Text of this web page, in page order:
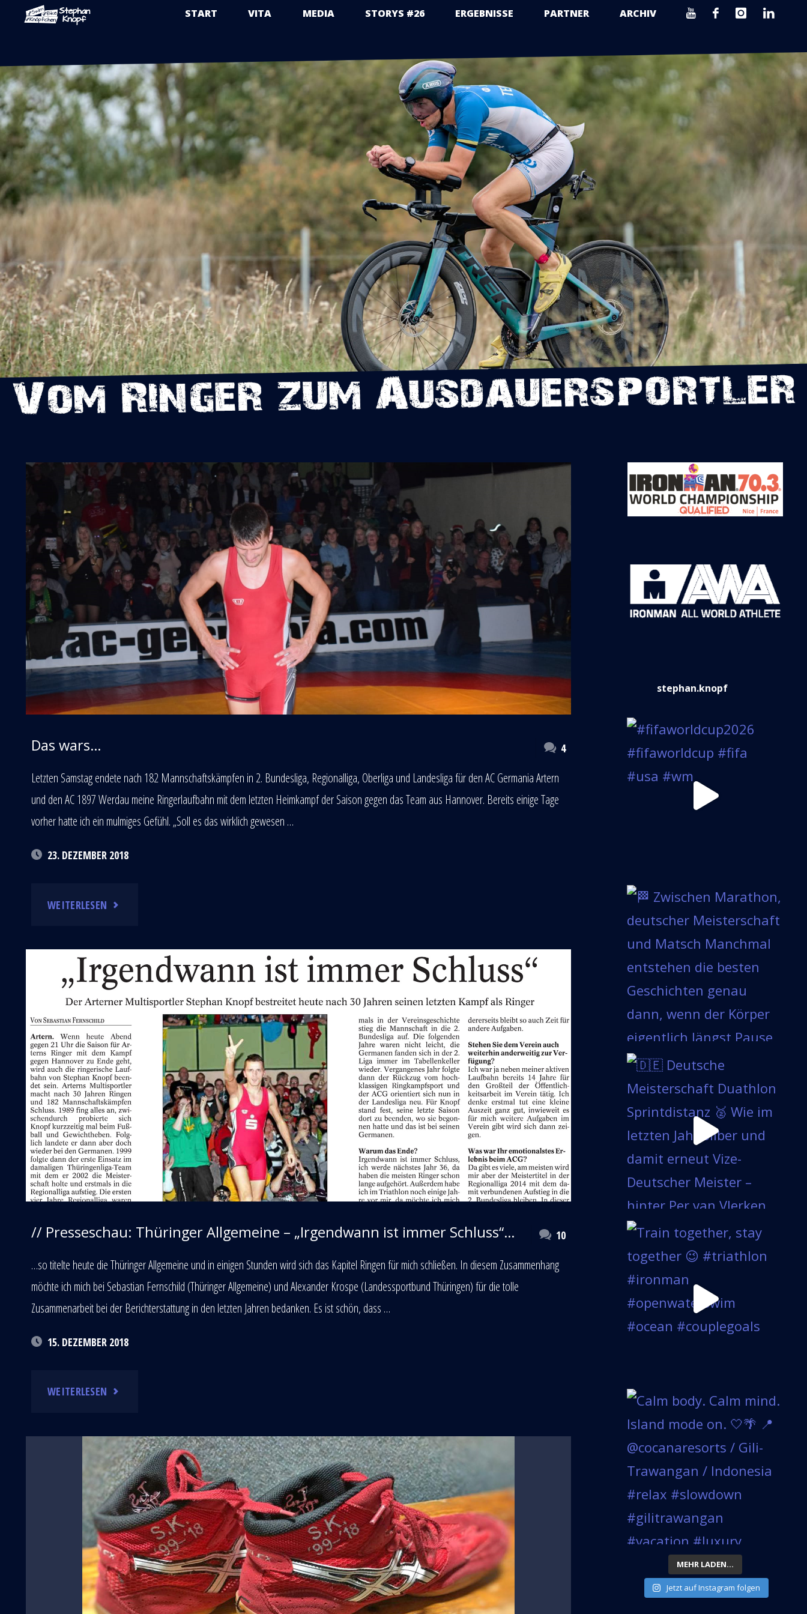
Zum
Inhalt
springen
START VITA MEDIA STORYS #26 ERGEBNISSE PARTNER ARCHIV
Das wars… 4
Letzten Samstag endete nach 182 Mannschaftskämpfen in 2. Bundesliga, Regionalliga, Oberliga und Landesliga für den AC Germania Artern
und den AC 1897 Werdau meine Ringerlaufbahn mit dem letzten Heimkampf der Saison gegen das Team aus Hannover. Bereits einige Tage
vorher hatte ich ein mulmiges Gefühl. „Soll es das wirklich gewesen …
23. DEZEMBER 2018
WEITERLESEN "DAS
// Presseschau: Thüringer Allgemeine – „Irgendwann ist immer Schluss“… 10
…so titelte heute die Thüringer Allgemeine und in einigen Stunden wird sich das Kapitel Ringen für mich schließen. In diesem Zusammenhang
möchte ich mich bei Sebastian Fernschild (Thüringer Allgemeine) und Alexander Krospe (Landessportbund Thüringen) für die tolle
Zusammenarbeit bei der Berichterstattung in den letzten Jahren bedanken. Es ist schön, dass …
15. DEZEMBER 2018
WEITERLESEN "//
THÜRINGER
ALLGEMEINE
–
„IRGENDWANN
IST
stephan.knopf
MEHR LADEN...
Jetzt auf Instagram folgen